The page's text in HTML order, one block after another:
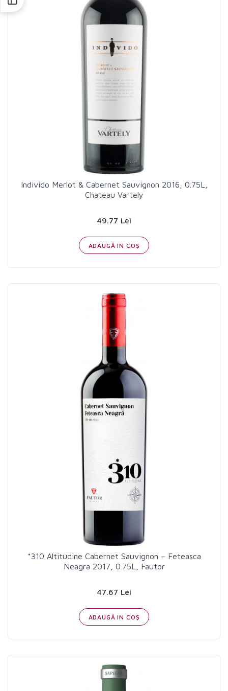
Individo Merlot & Cabernet Sauvignon 2016, 0.75L,
Chateau Vartely
49.77 Lei
ADAUGĂ IN COŞ
*310 Altitudine Cabernet Sauvignon – Feteasca
Neagra 2017, 0.75L, Fautor
47.67 Lei
ADAUGĂ IN COŞ